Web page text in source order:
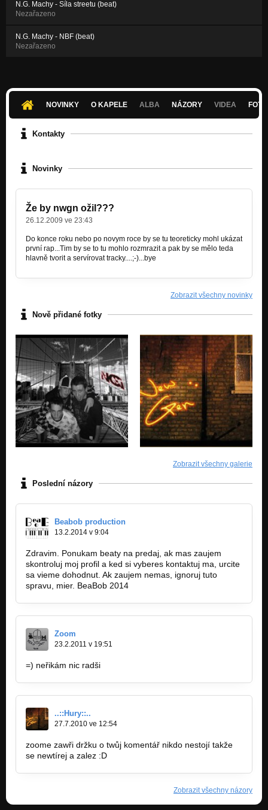
N.G. Machy - Síla streetu (beat)
Nezařazeno
N.G. Machy - NBF (beat)
Nezařazeno
NOVINKY O KAPELE ALBA NÁZORY VIDEA
Kontakty
Novinky
Že by nwgn ožil???
26.12.2009 ve 23:43
Do konce roku nebo po novym roce by se tu teoreticky mohl ukázat
první rap...Tim by se to tu mohlo rozmrazit a pak by se mělo teda
hlavně tvorit a servírovat tracky....;-)...bye
Zobrazit všechny novinky
Nově přidané fotky
Zobrazit všechny galerie
Poslední názory
Beabob production
13.2.2014 v 9:04
Zdravim. Ponukam beaty na predaj, ak mas zaujem
skontroluj moj profil a ked si vyberes kontaktuj ma, urcite
sa vieme dohodnut. Ak zaujem nemas, ignoruj tuto
spravu, mier. BeaBob 2014
Zoom
23.2.2011 v 19:51
=) neřikám nic radši
..::Hury::..
27.7.2010 ve 12:54
zoome zawři držku o twůj komentář nikdo nestojí takže
se newtírej a zalez :D
Zobrazit všechny názory